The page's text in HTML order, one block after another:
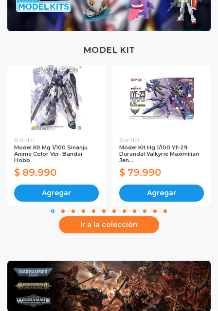
MODEL KIT
Bandai
Model Kit Mg 1/100 Sinanju
Anime Color Ver. Bandai
Hobb
$ 89.990
Agregar
Bandai
Model Kit Hg 1/100 Yf-29
Durandal Valkyrie Maximilian
Jen...
$ 79.990
Agregar
Ir a la colección